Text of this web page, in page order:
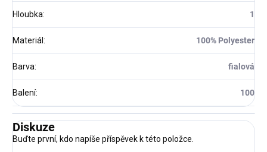
Hloubka: 1
Materiál: 100% Polyester
Barva: fialová
Balení: 100
Diskuze
Buďte první, kdo napíše příspěvek k této položce.